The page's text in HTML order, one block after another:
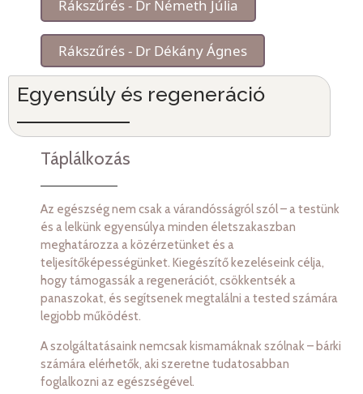
Rákszűrés - Dr Németh Júlia
Rákszűrés - Dr Dékány Ágnes
Egyensúly és regeneráció
Táplálkozás
Az egészség nem csak a várandósságról szól – a testünk
és a lelkünk egyensúlya minden életszakaszban
meghatározza a közérzetünket és a
teljesítőképességünket. Kiegészítő kezeléseink célja,
hogy támogassák a regenerációt, csökkentsék a
panaszokat, és segítsenek megtalálni a tested számára
legjobb működést.
A szolgáltatásaink nemcsak kismamáknak szólnak – bárki
számára elérhetők, aki szeretne tudatosabban
foglalkozni az egészségével.